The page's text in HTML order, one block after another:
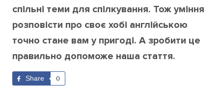
спільні теми для спілкування. Тож уміння
розповісти про своє хобі англійською
точно стане вам у пригоді. А зробити це
правильно допоможе наша стаття.
Share 0